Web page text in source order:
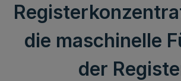
die maschinelle
der